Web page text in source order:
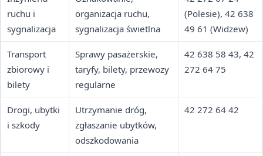
ruchu i
sygnalizacja
organizacja ruchu,
sygnalizacja świetlna
(Polesie), 42 638
49 61 (Widzew)
Transport
zbiorowy i
bilety
Sprawy pasażerskie,
taryfy, bilety, przewozy
regularne
42 638 58 43, 42
272 64 75
Drogi, ubytki
i szkody
Utrzymanie dróg,
zgłaszanie ubytków,
odszkodowania
42 272 64 42